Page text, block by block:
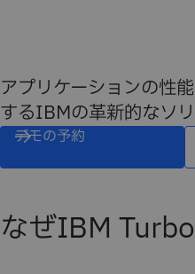
アプリケーションの性
するIBMの革新的なソ
デモの予約
なぜIBM